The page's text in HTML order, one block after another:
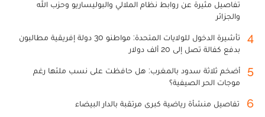
تفاصيل مثيرة عن روابط نظام الملالي والبوليساريو وحزب الله
والجزائر
4
تأشيرة الدخول للولايات المتحدة: مواطنو 30 دولة إفريقية مطالبون
بدفع كفالة تصل إلى 20 ألف دولار
5
أضخم ثلاثة سدود بالمغرب: هل حافظت على نسب ملئها رغم
موجات الحر الصيفية؟
6 تفاصيل منشأة رياضية كبرى مرتقبة بالدار البيضاء